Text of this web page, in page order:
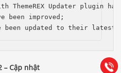
ThemeREX Updater plugin has
been improved;
been updated to their latest
– Cập nhật Gọi
Báo giá & Đặt hàng:
0903.976.769
(028) 22.166.144